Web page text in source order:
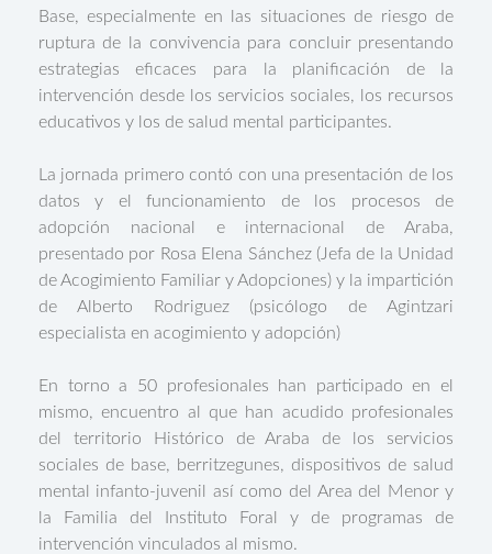
Base, especialmente en las situaciones de riesgo de
ruptura de la convivencia para concluir presentando
estrategias eficaces para la planificación de la
intervención desde los servicios sociales, los recursos
educativos y los de salud mental participantes.
La jornada primero contó con una presentación de los
datos y el funcionamiento de los procesos de
adopción nacional e internacional de Araba,
presentado por Rosa Elena Sánchez (Jefa de la Unidad
de Acogimiento Familiar y Adopciones) y la impartición
de Alberto Rodriguez (psicólogo de Agintzari
especialista en acogimiento y adopción)
En torno a 50 profesionales han participado en el
mismo, encuentro al que han acudido profesionales
del territorio Histórico de Araba de los servicios
sociales de base, berritzegunes, dispositivos de salud
mental infanto-juvenil así como del Area del Menor y
la Familia del Instituto Foral y de programas de
intervención vinculados al mismo.